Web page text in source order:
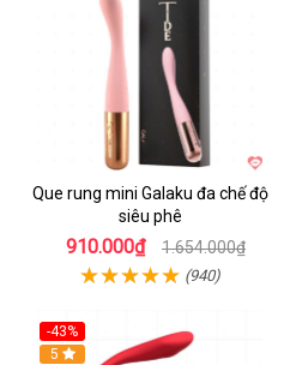
Que rung mini Galaku đa chế độ
siêu phê
910.000₫ 1.654.000₫
(940)
-43%
Hot
5